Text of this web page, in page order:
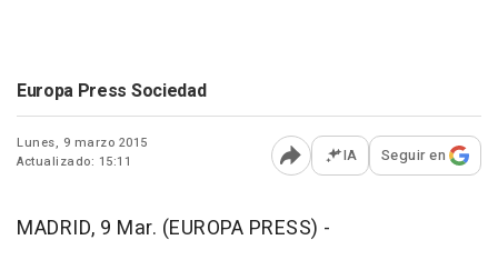
Europa Press Sociedad
Lunes, 9 marzo 2015
Actualizado: 15:11
Abrir opciones para
IA Seguir en
MADRID, 9 Mar. (EUROPA PRESS) -